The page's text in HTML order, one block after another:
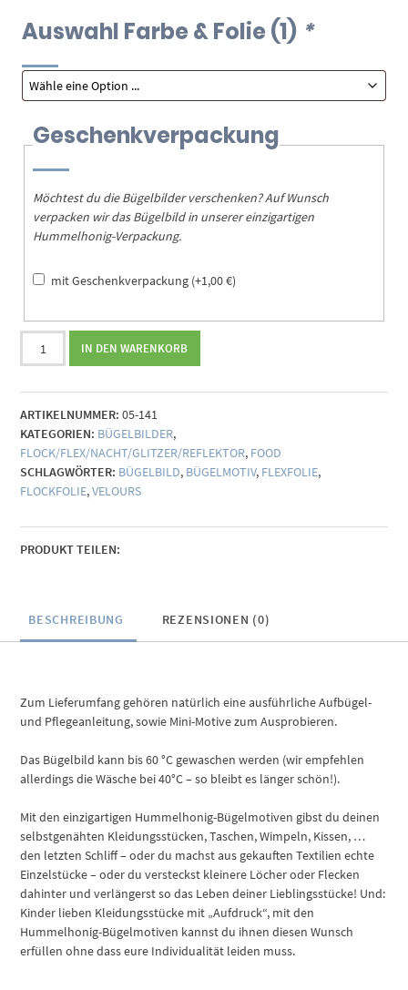
Auswahl Farbe & Folie (1) *
Geschenkverpackung
Möchtest du die Bügelbilder verschenken? Auf Wunsch
verpacken wir das Bügelbild in unserer einzigartigen
Hummelhonig-Verpackung.
mit Geschenkverpackung (+1,00€)
Brot
Menge
IN DEN WARENKORB
ARTIKELNUMMER: 05-141
KATEGORIEN: BÜGELBILDER,
FLOCK/FLEX/NACHT/GLITZER/REFLEKTOR, FOOD
SCHLAGWÖRTER: BÜGELBILD, BÜGELMOTIV, FLEXFOLIE,
FLOCKFOLIE,VELOURS
PRODUKT TEILEN:
BESCHREIBUNG REZENSIONEN (0)
Zum Lieferumfang gehören natürlich eine ausführliche Aufbügel-
und Pflegeanleitung, sowie Mini-Motive zum Ausprobieren.
Das Bügelbild kann bis 60 °C gewaschen werden (wir empfehlen
allerdings die Wäsche bei 40°C – so bleibt es länger schön!).
Mit den einzigartigen Hummelhonig-Bügelmotiven gibst du deinen
selbstgenähten Kleidungsstücken, Taschen, Wimpeln, Kissen, …
den letzten Schliff – oder du machst aus gekauften Textilien echte
Einzelstücke – oder du versteckst kleinere Löcher oder Flecken
dahinter und verlängerst so das Leben deiner Lieblingsstücke! Und:
Kinder lieben Kleidungsstücke mit „Aufdruck“, mit den
Hummelhonig-Bügelmotiven kannst du ihnen diesen Wunsch
erfüllen ohne dass eure Individualität leiden muss.